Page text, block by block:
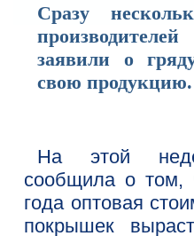
Сразу
заявили о
свою продукцию.
На этой
сообщила о том,
года оптовая
покрышек